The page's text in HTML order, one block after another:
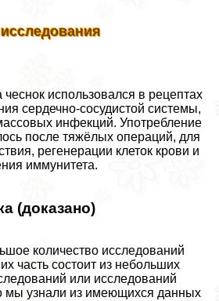
использовался в рецептах
сердечно-сосудистой системы,
инфекций. Употрeбление
после тяжёлых операций, для
регенерации клеток крови и
иммунитета.
(доказано)
количество исследований
часть состоит из небольших
или исследований
мы узнали из имеющихся данных